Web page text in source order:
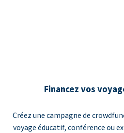
Financez vos
Créez une campagne de
voyage éducatif, conférence ou